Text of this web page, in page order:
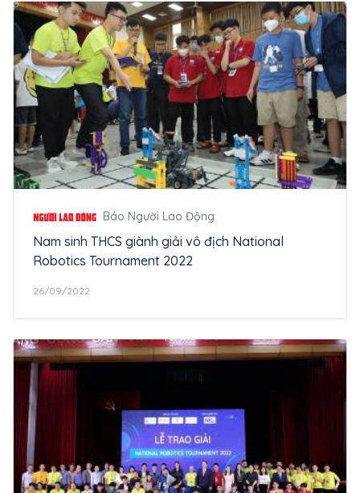
Báo Người Lao Động
Nam sinh THCS giành giải vô địch National
Robotics Tournament 2022
26/09/2022